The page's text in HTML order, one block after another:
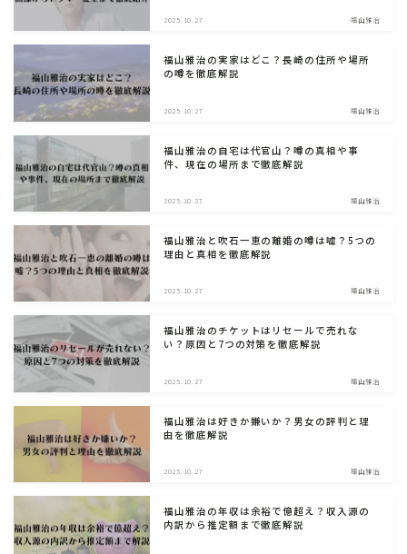
2025.10.27 福山雅治
福山雅治の実家はどこ？長崎の住所や場所
の噂を徹底解説
2025.10.27 福山雅治
福山雅治の自宅は代官山？噂の真相や事
件、現在の場所まで徹底解説
2025.10.27 福山雅治
福山雅治と吹石一恵の離婚の噂は嘘？5つの
理由と真相を徹底解説
2025.10.27 福山雅治
福山雅治のチケットはリセールで売れな
い？原因と7つの対策を徹底解説
2025.10.27 福山雅治
福山雅治は好きか嫌いか？男女の評判と理
由を徹底解説
2025.10.27 福山雅治
福山雅治の年収は余裕で億超え？収入源の
内訳から推定額まで徹底解説